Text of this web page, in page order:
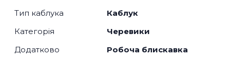
Тип каблука
Каблук
Категорія
Черевики
Додатково
Робоча блискавка